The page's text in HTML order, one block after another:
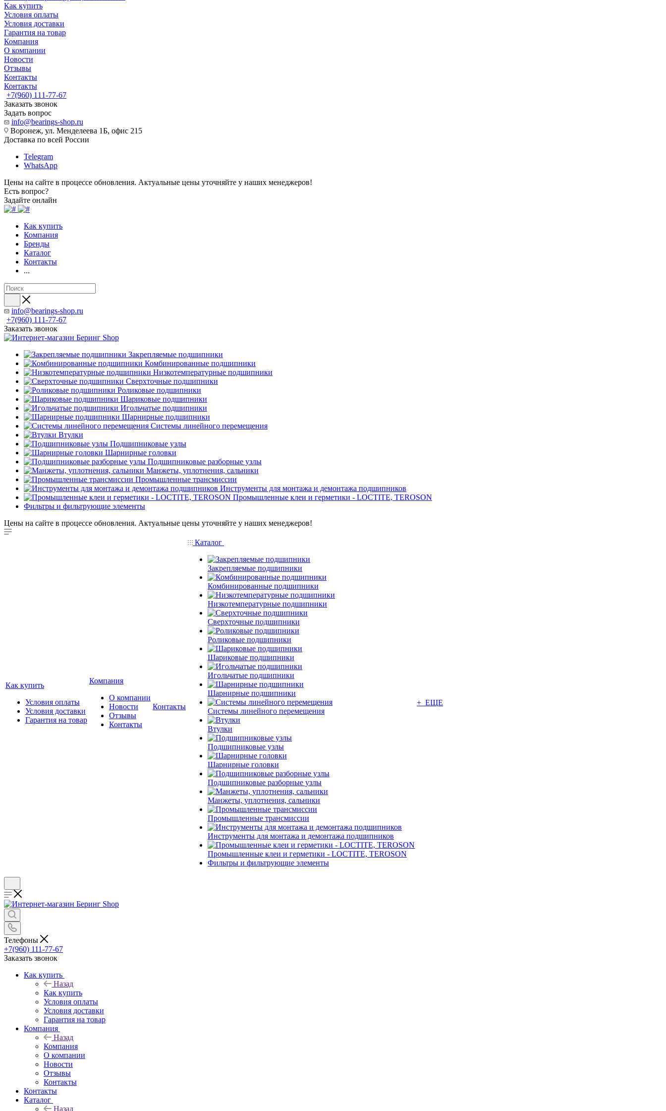
Как купить
Условия оплаты
Условия доставки
Гарантия на товар
Компания
О компании
Новости
Отзывы
Контакты
Контакты
+7(960) 111-77-67
Заказать звонок
Задать вопрос
info@bearings-shop.ru
Воронеж, ул. Менделеева 1Б, офис 215
Доставка по всей России
Telegram
WhatsApp
Цены на сайте в процессе обновления. Актуальные цены уточняйте у наших менеджеров!
Есть вопрос?
Задайте онлайн
Как купить
Компания
Бренды
Каталог
Контакты
...
info@bearings-shop.ru
+7(960) 111-77-67
Заказать звонок
Закрепляемые подшипники
Комбинированные подшипники
Низкотемпературные подшипники
Сверхточные подшипники
Роликовые подшипники
Шариковые подшипники
Игольчатые подшипники
Шарнирные подшипники
Системы линейного перемещения
Втулки
Подшипниковые узлы
Шарнирные головки
Подшипниковые разборные узлы
Манжеты, уплотнения, сальники
Промышленные трансмиссии
Инструменты для монтажа и демонтажа подшипников
Промышленные клеи и герметики - LOCTITE, TEROSON
Фильтры и фильтрующие элементы
Цены на сайте в процессе обновления. Актуальные цены уточняйте у наших менеджеров!
Как купить
Условия оплаты
Условия доставки
Гарантия на товар
Компания
О компании
Новости
Отзывы
Контакты
Контакты
Каталог
Закрепляемые подшипники
Комбинированные подшипники
Низкотемпературные подшипники
Сверхточные подшипники
Роликовые подшипники
Шариковые подшипники
Игольчатые подшипники
Шарнирные подшипники
Системы линейного перемещения
Втулки
Подшипниковые узлы
Шарнирные головки
Подшипниковые разборные узлы
Манжеты, уплотнения, сальники
Промышленные трансмиссии
Инструменты для монтажа и демонтажа подшипников
Промышленные клеи и герметики - LOCTITE, TEROSON
Фильтры и фильтрующие элементы
+ ЕЩЕ
Телефоны
+7(960) 111-77-67
Заказать звонок
Как купить
Назад
Как купить
Условия оплаты
Условия доставки
Гарантия на товар
Компания
Назад
Компания
О компании
Новости
Отзывы
Контакты
Контакты
Каталог
Назад